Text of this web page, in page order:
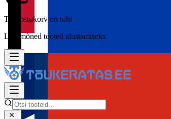
Teie ostukorv on tühi
Lisa mõned tooted alustamiseks